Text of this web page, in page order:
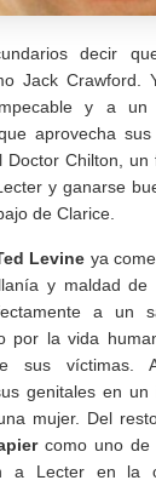
decir
Jack Crawford.
y a un
aprovecha
Doctor Chilton, un
y ganarse
de Clarice.
Levine ya
y maldad de
a un
por la vida
sus víctimas.
genitales en
mujer. Del
como uno de
a Lecter en la